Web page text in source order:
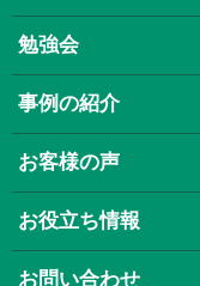
勉強会
事例の紹介
お客様の声
お役立ち情報
お問い合わせ